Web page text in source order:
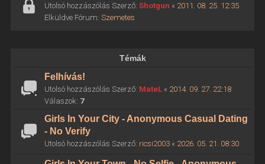
Utolsó hozzászólás Szerző: Shotgun « 2011. 08. 25. 12:35
Elküldve Fórum: Szemetes
Témák
Felhívás!
Utolsó hozzászólás Szerző: MateL« 2014. 09. 27. 22:18
Válaszok: 7
Girls In Your City - Anonymous Casual Dating
- No Verify
Utolsó hozzászólás Szerző: ricsi2003« 2026. 05. 21. 08:30